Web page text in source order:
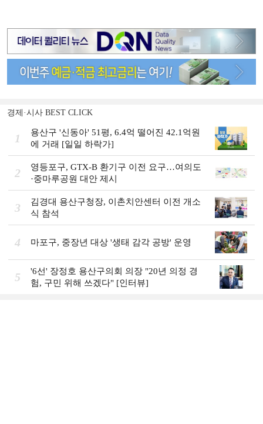
경제·시사 BEST CLICK
1
용산구 '신동아' 51평, 6.4억 떨어진 42.1억원
에 거래 [일일 하락가]
2
영등포구, GTX-B 환기구 이전 요구…여의도
·중마루공원 대안 제시
3
김경대 용산구청장, 이촌치안센터 이전 개소
식 참석
4 마포구, 중장년 대상 '생태 감각 공방' 운영
5
'6선' 장정호 용산구의회 의장 "20년 의정 경
험, 구민 위해 쓰겠다" [인터뷰]